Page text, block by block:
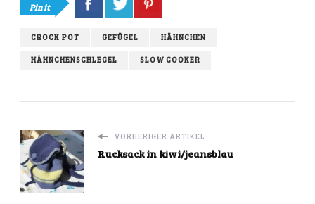
Pin it
CROCK POT GEFÜGEL HÄHNCHEN
HÄHNCHENSCHLEGEL SLOW COOKER
VORHERIGER ARTIKEL
Rucksack in kiwi/jeansblau